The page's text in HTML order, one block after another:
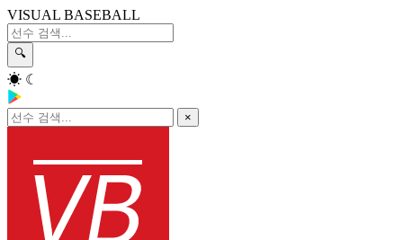
VISUAL BASEBALL
🔍
☀ ☾
×